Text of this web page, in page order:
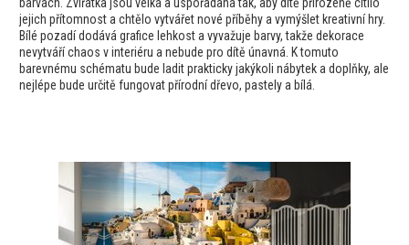
jejich přítomnost a chtělo vytvářet nové příběhy a vymýšlet kreativní hry.
Bílé pozadí dodává grafice lehkost a vyvažuje barvy, takže dekorace
nevytváří chaos v interiéru a nebude pro dítě únavná. K tomuto
barevnému schématu bude ladit prakticky jakýkoli nábytek a doplňky, ale
nejlépe bude určitě fungovat přírodní dřevo, pastely a bílá.